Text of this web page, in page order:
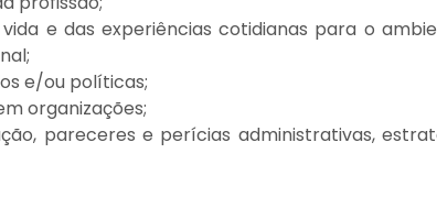
e das experiências cotidianas para o
e/ou políticas;
organizações;
pareceres e perícias administrativas,